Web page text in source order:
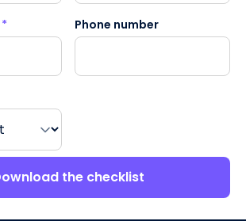
* Phone number
the checklist